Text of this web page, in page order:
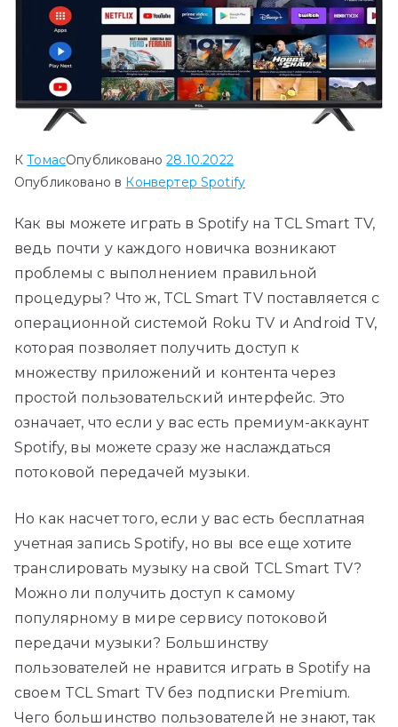
КТомасОпубликовано28.10.2022
Опубликовано в Конвертер Spotify
Как вы можете играть в Spotify на TCL Smart TV,
ведь почти у каждого новичка возникают
проблемы с выполнением правильной
процедуры? Что ж, TCL Smart TV поставляется с
операционной системой Roku TV и Android TV,
которая позволяет получить доступ к
множеству приложений и контента через
простой пользовательский интерфейс. Это
означает, что если у вас есть премиум-аккаунт
Spotify, вы можете сразу же наслаждаться
потоковой передачей музыки.
Но как насчет того, если у вас есть бесплатная
учетная запись Spotify, но вы все еще хотите
транслировать музыку на свой TCL Smart TV?
Можно ли получить доступ к самому
популярному в мире сервису потоковой
передачи музыки? Большинству
пользователей не нравится играть в Spotify на
своем TCL Smart TV без подписки Premium.
Чего большинство пользователей не знают, так